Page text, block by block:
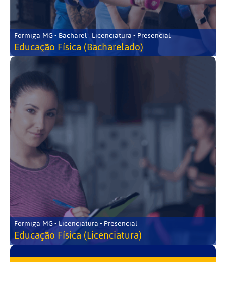
Formiga-MG • Bacharel - Licenciatura • Presencial
Educação Física (Bacharelado)
Formiga-MG • Licenciatura • Presencial
Educação Física (Licenciatura)